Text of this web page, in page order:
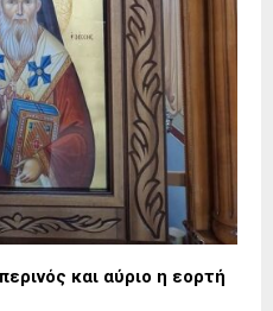
και αύριο η εορτή